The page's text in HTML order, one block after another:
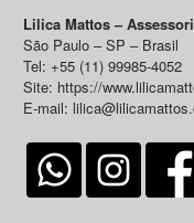
Lilica Mattos –
São Paulo – SP – Brasil
Tel: +55 (11) 99985-4052
Site: https://
E-mail: